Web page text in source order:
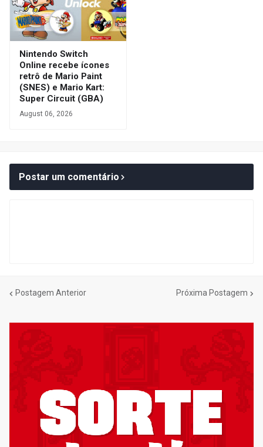
Nintendo Switch
Online recebe ícones
retrô de Mario Paint
(SNES) e Mario Kart:
Super Circuit (GBA)
August 06, 2026
Postar um comentário
Postagem Anterior Próxima Postagem